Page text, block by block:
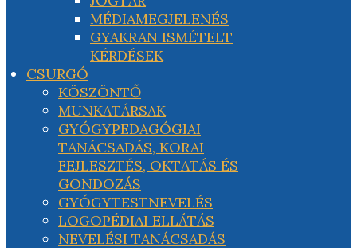
MÉDIAMEGJELENÉS
GYAKRAN ISMÉTELT
KÉRDÉSEK
CSURGÓ
KÖSZÖNTŐ
MUNKATÁRSAK
GYÓGYPEDAGÓGIAI
TANÁCSADÁS, KORAI
FEJLESZTÉS, OKTATÁS ÉS
GONDOZÁS
GYÓGYTESTNEVELÉS
LOGOPÉDIAI ELLÁTÁS
NEVELÉSI TANÁCSADÁS